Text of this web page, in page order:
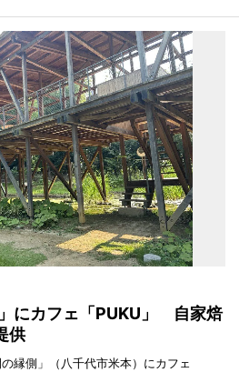
にカフェ「PUKU」 自家焙
供
縁側」（八千代市米本）にカフェ